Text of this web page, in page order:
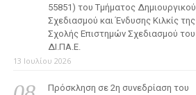
55851) του Τμήματος Δημιουργικού
Σχεδιασμού και Ένδυσης Κιλκίς της
Σχολής Επιστημών Σχεδιασμού του
ΔΙ.ΠΑ.Ε.
13 Ιουλίου 2026
Πρόσκληση σε 2η συνεδρίαση του